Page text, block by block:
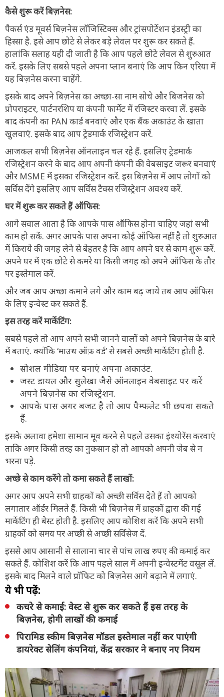
कैसे शुरू करें बिज़नेस:
पैकर्स एंड मूवर्स बिज़नेस लॉजिस्टिक्स और ट्रांसपोर्टेशन इंडस्ट्री का
हिस्सा है. इसे आप छोटे से लेकर बड़े लेवल पर शुरू कर सकते हैं.
हालांकि सलाह यही दी जाती है कि आप पहले छोटे लेवल से शुरुआत
करें. इसके लिए सबसे पहले अपना प्लान बनाएं कि आप किन एरिया में
यह बिज़नेस करना चाहेंगे.
इसके बाद अपने बिज़नेस का अच्छा-सा नाम सोचे और बिजनेस को
प्रोपराइटर, पार्टनरशिप या कंपनी फार्मेट में रजिस्टर करवा लें. इसके
बाद कंपनी का PAN कार्ड बनवाएं और एक बैंक अकाउंट के खाता
खुलवाएं. इसके बाद आप ट्रेडमार्क रजिस्ट्रेशन करें.
आजकल सभी बिज़नेस ऑनलाइन चल रहे हैं. इसलिए ट्रेडमार्क
रजिस्ट्रेशन करने के बाद आप अपनी कंपनी की वेबसाइट जरूर बनवाएं
और MSME में इसका रजिस्ट्रेशन करें. इस बिज़नेस में आप लोगों को
सर्विस देंगे इसलिए आप सर्विस टैक्स रजिस्ट्रेशन अवश्य करें.
घर में शुरू कर सकते हैं ऑफिस:
आगे सवाल आता है कि आपके पास ऑफिस होना चाहिए जहां सभी
काम हो सकें. अगर आपके पास अपना कोई ऑफिस नहीं है तो शुरुआत
में किराये की जगह लेने से बेहतर है कि आप अपने घर से काम शुरू करें.
अपने घर में एक छोटे से कमरे या किसी जगह को अपने ऑफिस के तौर
पर इस्तेमाल करें.
और जब आप अच्छा कमाने लगे और काम बढ़ जाये तब आप ऑफिस
के लिए इन्वेस्ट कर सकते हैं.
इस तरह करें मार्केटिंग:
सबसे पहले तो आप अपने सभी जानने वालों को अपने बिज़नेस के बारे
में बताएं. क्योंकि ‘माउथ ऑफ़ वर्ड’ से सबसे अच्छी मार्केटिंग होती है.
सोशल मीडिया पर बनाएं अपना अकाउंट.
जस्ट डायल और सुलेखा जैसे ऑनलाइन वेबसाइट पर करें
अपने बिज़नेस का रजिस्ट्रेशन.
आपके पास अगर बजट है तो आप पैम्फलेट भी छपवा सकते
हैं.
इसके अलावा हमेशा सामान मूव करने से पहले उसका इंश्योरेंस करवाएं
ताकि अगर किसी तरह का नुकसान हो तो आपको अपनी जेब से न
भरना पड़े.
अच्छे से काम करेंगे तो कमा सकते हैं लाखों:
अगर आप अपने सभी ग्राहकों को अच्छी सर्विस देते हैं तो आपको
लगातार ऑर्डर मिलते हैं. किसी भी बिज़नेस में ग्राहकों द्वारा की गई
मार्केटिंग ही बेस्ट होती है. इसलिए आप कोशिश करें कि अपने सभी
ग्राहकों को समय पर अच्छी से अच्छी सर्विसेज दें.
इससे आप आसानी से सालाना चार से पांच लाख रुपए की कमाई कर
सकते हैं. कोशिश करें कि आप पहले साल में अपनी इन्वेस्टमेंट वसूल लें.
इसके बाद मिलने वाले प्रॉफिट को बिज़नेस आगे बढ़ाने में लगाएं.
ये भी पढ़ें:
कचरे से कमाई: वेस्ट से शुरू कर सकते हैं इस तरह के
बिज़नेस, होगी लाखों की कमाई
पिरामिड स्कीम बिज़नेस मॉडल इस्तेमाल नहीं कर पाएंगी
डायरेक्ट सेलिंग कंपनियां, केंद्र सरकार ने बनाए नए नियम